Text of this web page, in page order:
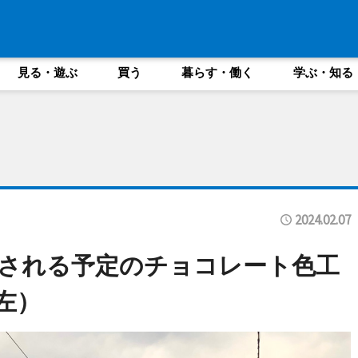
見る・遊ぶ 買う 暮らす・働く 学ぶ・知る
2024.02.07
れる予定のチョコレート色工